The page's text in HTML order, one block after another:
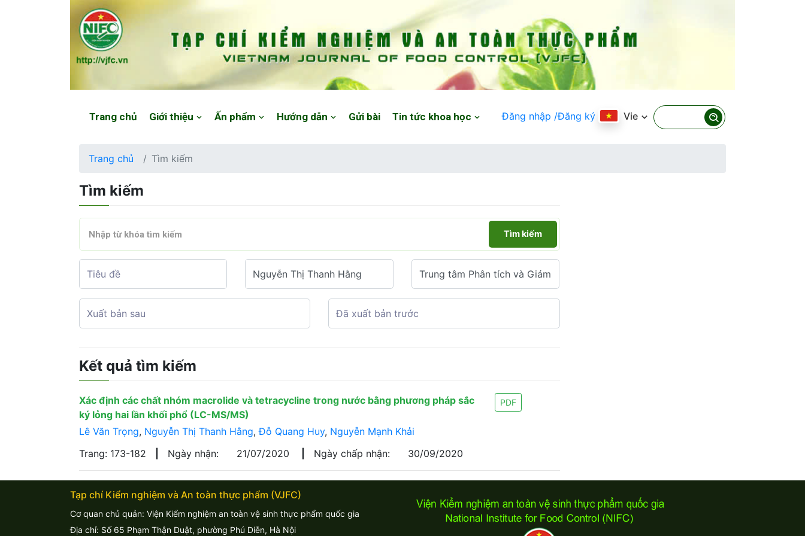
Trang chủ Giới thiệu Ấn phẩm Hướng dẫn Gửi bài Tin tức khoa học Đăng nhập /Đăng ký Vie
Trang chủ Tìm kiếm
Tìm kiếm
Tìm kiếm
Kết quả tìm kiếm
Xác định các chất nhóm macrolide và tetracycline trong nước bằng phương pháp sắc
ký lỏng hai lần khối phổ (LC-MS/MS)
PDF
Lê Văn Trọng, Nguyễn Thị Thanh Hằng,Đỗ Quang Huy, Nguyễn Mạnh Khải
Trang: 173-182
Ngày nhận: 21/07/2020 Ngày chấp nhận: 30/09/2020
Tạp chí Kiểm nghiệm và An toàn thực phẩm (VJFC)
Cơ quan chủ quản: Viện Kiểm nghiệm an toàn vệ sinh thực phẩm quốc gia
Địa chỉ: Số 65 Phạm Thận Duật, phường Phú Diễn, Hà Nội